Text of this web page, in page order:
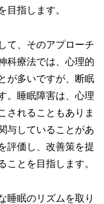
目指します。
て、そのアプローチ
科療法では、心理的
が多いですが、断眠
。睡眠障害は、心理
されることもありま
与していることがあ
評価し、改善策を提
ことを目指します。
睡眠のリズムを取り